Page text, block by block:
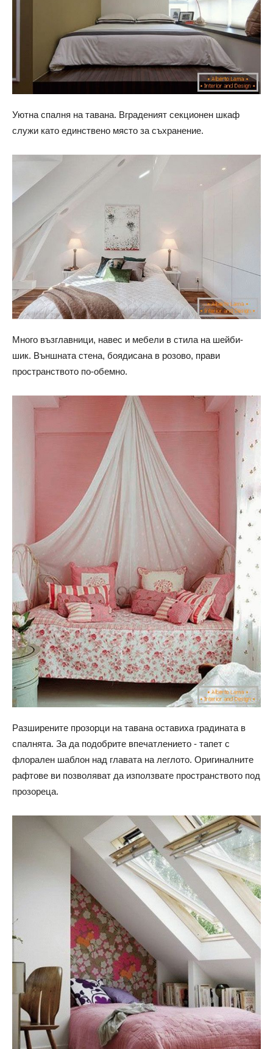
Уютна спалня на тавана. Вграденият секционен шкаф
служи като единствено място за съхранение.
Много възглавници, навес и мебели в стила на шейби-
шик. Външната стена, боядисана в розово, прави
пространството по-обемно.
Разширените прозорци на тавана оставиха градината в
спалнята. За да подобрите впечатлението - тапет с
флорален шаблон над главата на леглото. Оригиналните
рафтове ви позволяват да използвате пространството под
прозореца.